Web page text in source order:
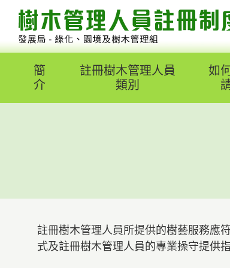
容
內
簡
介
註冊樹木管理人員
類別
如
註冊樹木管理人員所提供的樹藝服務應
式及註冊樹木管理人員的專業操守提供